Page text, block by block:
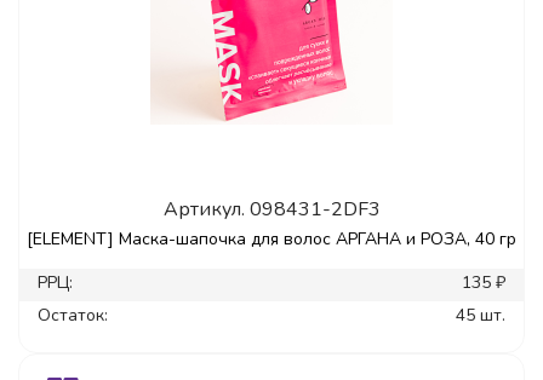
Артикул. 098431-2DF3
[ELEMENT] Маска-шапочка для волос АРГАНА и РОЗА, 40 гр
РРЦ:
135 ₽
Остаток:
45 шт.